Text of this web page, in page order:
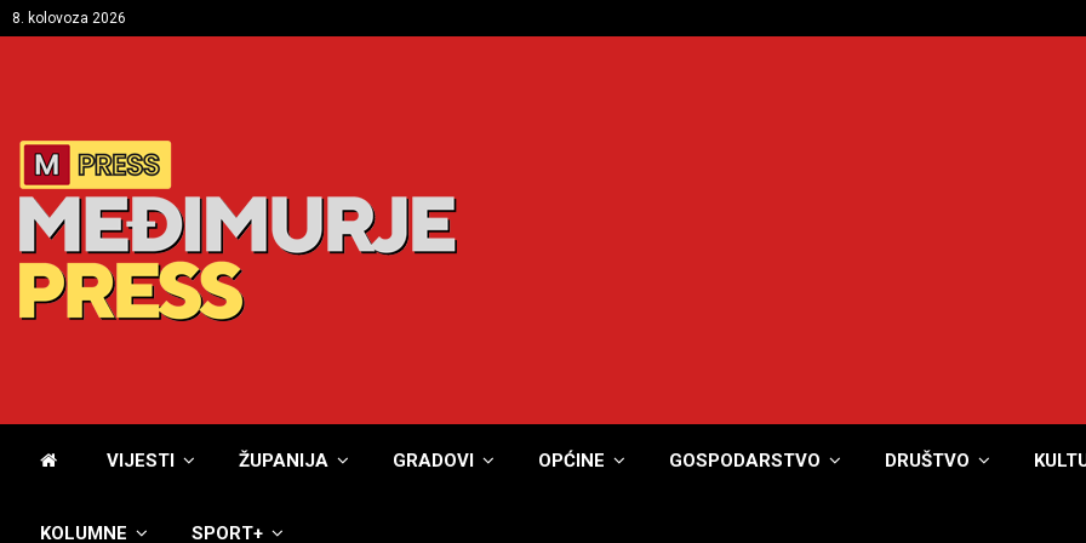
8. kolovoza 2026
VIJESTI ŽUPANIJA GRADOVI OPĆINE GOSPODARSTVO DRUŠTVO
KOLUMNE SPORT+